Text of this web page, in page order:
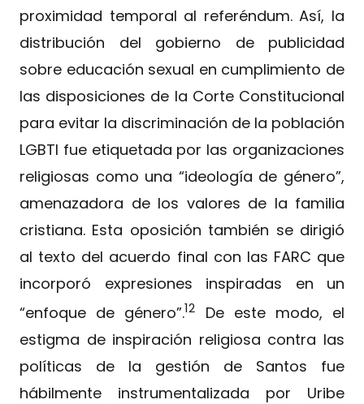
proximidad temporal al referéndum. Así, la
distribución del gobierno de publicidad
sobre educación sexual en cumplimiento de
las disposiciones de la Corte Constitucional
para evitar la discriminación de la población
LGBTI fue etiquetada por las organizaciones
religiosas como una “ideología de género”,
amenazadora de los valores de la familia
cristiana. Esta oposición también se dirigió
al texto del acuerdo final con las FARC que
incorporó expresiones inspiradas en un
“enfoque de género”.12
De este modo, el
estigma de inspiración religiosa contra las
políticas de la gestión de Santos fue
hábilmente instrumentalizada por Uribe